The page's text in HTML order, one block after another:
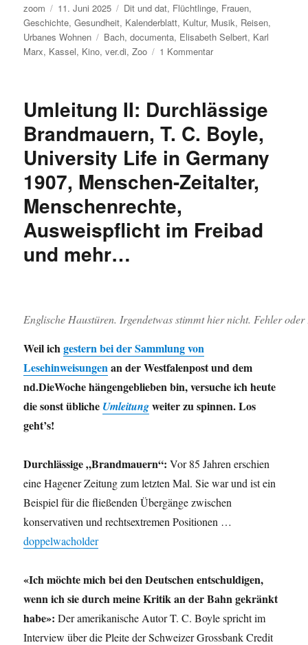
Autor
zoom
Veröffentlicht
am
11. Juni 2025 Kategorien
Dit und dat, Flüchtlinge, Frauen,
Geschichte,Gesundheit, Kalenderblatt, Kultur, Musik, Reisen,
Urbanes Wohnen
Schlagwörter
Bach,documenta, Elisabeth Selbert, Karl
Marx, Kassel, Kino,ver.di,Zoo 1 Kommentarzu
von
Kunst
der
Fuge
über
Alpaka
zur
Umleitung II: Durchlässige
Brandmauern, T. C. Boyle,
University Life in Germany
1907, Menschen-Zeitalter,
Menschenrechte,
Ausweispflicht im Freibad
und mehr…
Englische Haustüren. Irgendetwas stimmt hier nicht. Fehler
Weil ichgestern bei der Sammlung von
Lesehinweisungenan der Westfalenpost und dem
nd.DieWoche hängengeblieben bin, versuche ich heute
die sonst übliche Umleitungweiter zu spinnen. Los
geht’s!
Durchlässige „Brandmauern“: Vor 85 Jahren erschien
eine Hagener Zeitung zum letzten Mal. Sie war und ist ein
Beispiel für die fließenden Übergänge zwischen
konservativen und rechtsextremen Positionen …
doppelwacholder
«Ich möchte mich bei den Deutschen entschuldigen,
wenn ich sie durch meine Kritik an der Bahn gekränkt
habe»: Der amerikanische Autor T. C. Boyle spricht im
Interview über die Pleite der Schweizer Grossbank Credit